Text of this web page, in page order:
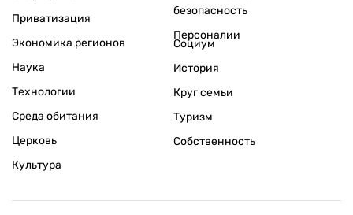
Приватизация
Экономика регионов
безопасность
Персоналии
Наука
Технологии
Среда обитания
Церковь
Культура
Социум
История
Круг семьи
Туризм
Собственность